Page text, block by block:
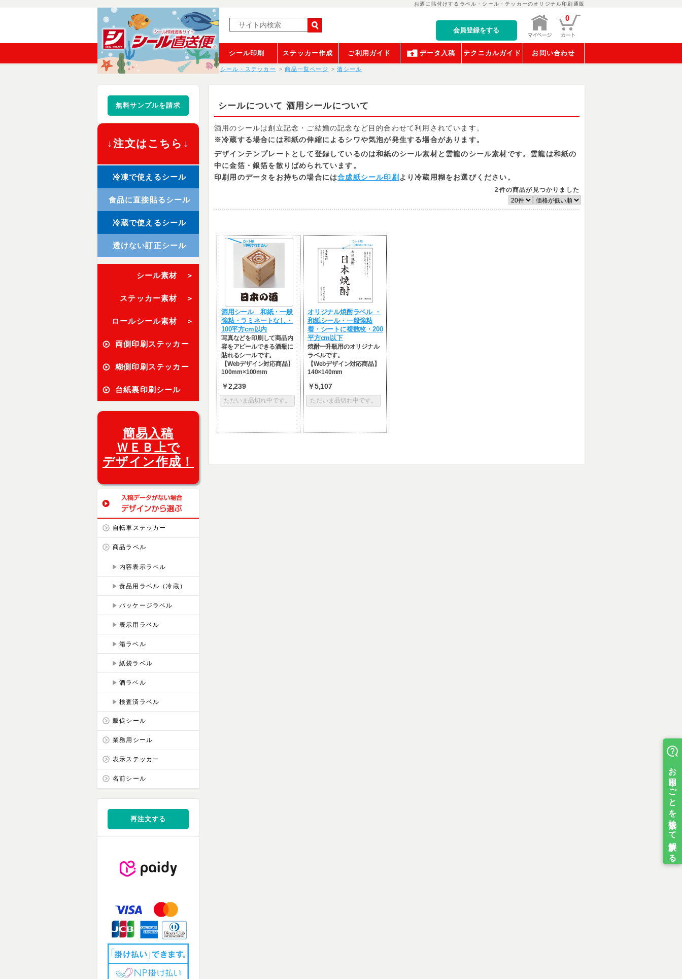
お酒に貼付けするラベル・シール・テッカーのオリジナル印刷通販
会員登録をする
0
シール印刷 ステッカー作成 ご利用ガイド データ入稿 テクニカルガイド お問い合わせ
シール・ステッカー 商品一覧ページ 酒シール
無料サンプルを請求
↓注文はこちら↓
冷凍で使えるシール
食品に直接貼るシール
冷蔵で使えるシール
透けない訂正シール
シール素材 ＞
ステッカー素材 ＞
ロールシール素材 ＞
両側印刷ステッカー
糊側印刷ステッカー
台紙裏印刷シール
簡易入稿
ＷＥＢ上で
デザイン作成！
自転車ステッカー
商品ラベル
内容表示ラベル
食品用ラベル（冷蔵）
パッケージラベル
表示用ラベル
箱ラベル
紙袋ラベル
酒ラベル
検査済ラベル
販促シール
業務用シール
表示ステッカー
名前シール
再注文する
シールについて 酒用シールについて
酒用のシールは創立記念・ご結婚の記念など目的合わせて利用されています。
※冷蔵する場合には和紙の伸縮によるシワや気泡が発生する場合があります。
デザインテンプレートとして登録しているのは和紙のシール素材と雲龍のシール素材です。雲龍は和紙の
中に金箔・銀箔を散りばめられています。
印刷用のデータをお持ちの場合には合成紙シール印刷 より冷蔵用糊をお選びください。
2件の商品が見つかりました
酒用シール 和紙・一般
強粘・ラミネートなし・
100平方cm以内
写真などを印刷して商品内
容をアピールできる酒瓶に
貼れるシールです。
【Webデザイン対応商品】
100mm×100mm
￥2,239
ただいま品切れ中です。
オリジナル焼酎ラベル ・
和紙シール・一般強粘
着・シートに複数枚・200
平方cm以下
焼酎一升瓶用のオリジナル
ラベルです。
【Webデザイン対応商品】
140×140mm
￥5,107
ただいま品切れ中です。